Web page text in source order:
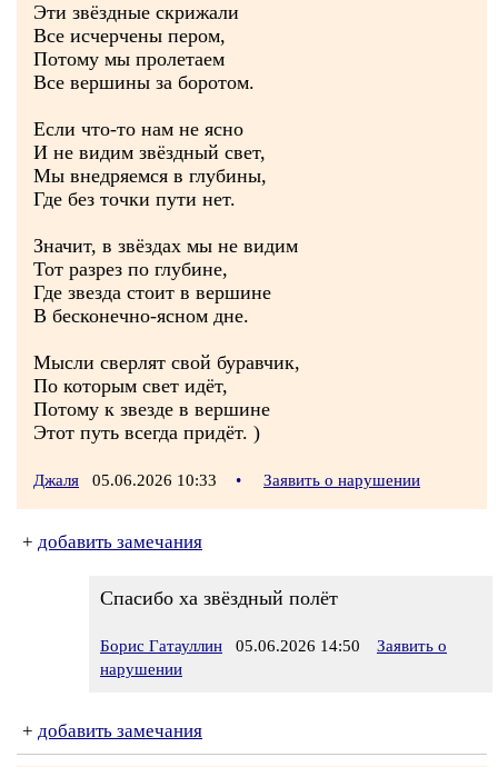
Эти звёздные скрижали
Все исчерчены пером,
Потому мы пролетаем
Все вершины за боротом.
Если что-то нам не ясно
И не видим звёздный свет,
Мы внедряемся в глубины,
Где без точки пути нет.
Значит, в звёздах мы не видим
Тот разрез по глубине,
Где звезда стоит в вершине
В бесконечно-ясном дне.
Мысли сверлят свой буравчик,
По которым свет идёт,
Потому к звезде в вершине
Этот путь всегда придёт. )
Джаля 05.06.2026 10:33 • Заявить о нарушении
+ добавить замечания
Спасибо ха звёздный полёт
Борис Гатауллин 05.06.2026 14:50
Заявить о
нарушении
+ добавить замечания